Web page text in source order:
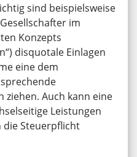
sind beispielsweise
im
Konzepts
disquotale Einlagen
eine dem
ziehen. Auch kann eine
Leistungen
die Steuerpflicht